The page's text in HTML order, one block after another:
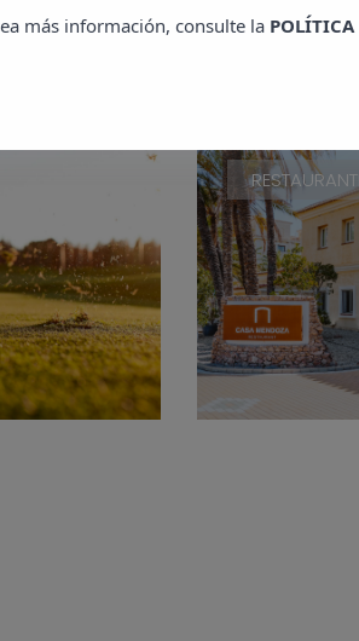
más información, consulte la POLÍTICA